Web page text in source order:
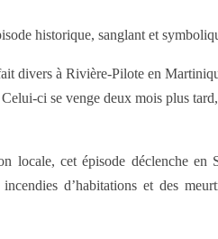
historique, sanglant et
divers à Rivière-Pilote en
ci se venge deux mois plus
locale, cet épisode déclenche
d’habitations et des